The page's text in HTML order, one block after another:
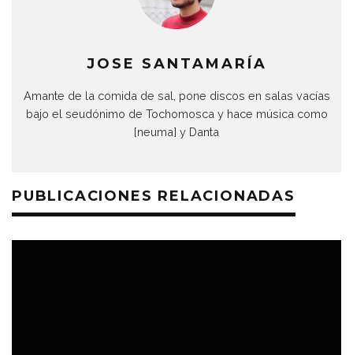
JOSE SANTAMARÍA
Amante de la comida de sal, pone discos en salas vacías
bajo el seudónimo de Tochomosca y hace música como
[neuma] y Danta
PUBLICACIONES RELACIONADAS